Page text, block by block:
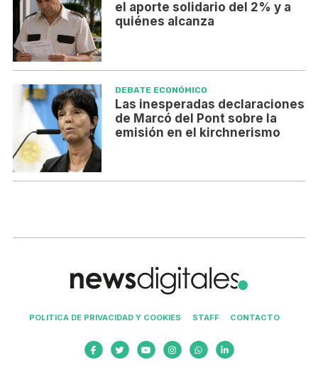
el aporte solidario del 2% y a
quiénes alcanza
DEBATE ECONÓMICO
Las inesperadas declaraciones
de Marcó del Pont sobre la
emisión en el kirchnerismo
POLITICA DE PRIVACIDAD Y COOKIES STAFF CONTACTO